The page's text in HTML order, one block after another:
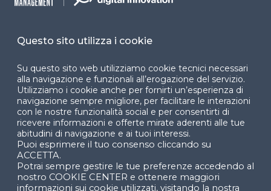
Facebook LinkedIn
© 2024 Copyright © Politecnico di Milano Dipartimento
di Ingegneria Gestionale
Questo sito utilizza i cookie
Su questo sito web utilizziamo cookie tecnici necessari
alla navigazione e funzionali all’erogazione del servizio.
Utilizziamo i cookie anche per fornirti un’esperienza di
navigazione sempre migliore, per facilitare le interazioni
con le nostre funzionalità social e per consentirti di
ricevere informazioni e offerte mirate aderenti alle tue
abitudini di navigazione e ai tuoi interessi.
Puoi esprimere il tuo consenso cliccando su
ACCETTA.
Potrai sempre gestire le tue preferenze accedendo al
nostro COOKIE CENTER e ottenere maggiori
informazioni sui cookie utilizzati, visitando la nostra